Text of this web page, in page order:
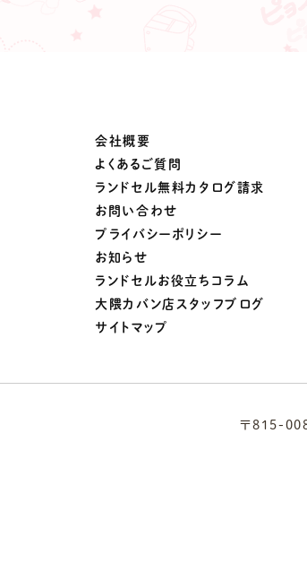
会社概要
よくあるご質問
ランドセル無料カタログ請求
お問い合わせ
プライバシーポリシー
お知らせ
ランドセルお役立ちコラム
大隈カバン店スタッフブログ
サイトマップ
〒815-